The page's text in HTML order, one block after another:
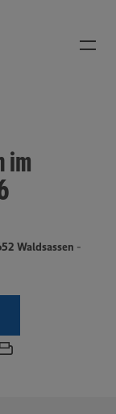
im
Waldsassen -